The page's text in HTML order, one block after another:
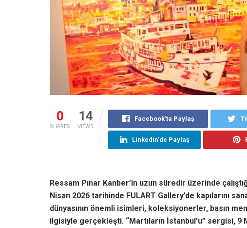
0
SHARES
14
VIEWS
Facebook'ta Paylaş
Linkedin'de Paylaş
Ressam Pınar Kanber’in uzun süredir üzerinde
Nisan 2026 tarihinde FULART Gallery’de kapılarını
dünyasının önemli isimleri, koleksiyonerler, basın
ilgisiyle gerçekleşti. “Martıların İstanbul’u” sergisi, 9